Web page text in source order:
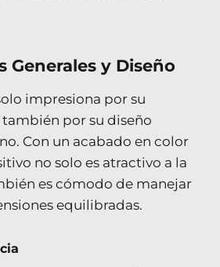
Generales y Diseño
impresiona por su
por su diseño
Con un acabado en color
no solo es atractivo a la
es cómodo de manejar
equilibradas.